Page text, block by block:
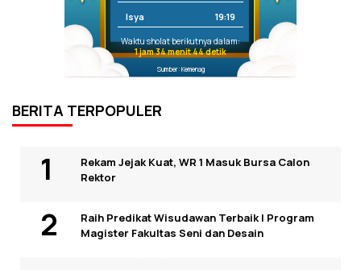
Isya 19:19
Waktu sholat berikutnya dalam:
1 jam 34 menit 44 detik
Sumber: Kemenag
BERITA TERPOPULER
Rekam Jejak Kuat, WR 1 Masuk Bursa Calon
Rektor
Raih Predikat Wisudawan Terbaik I Program
Magister Fakultas Seni dan Desain